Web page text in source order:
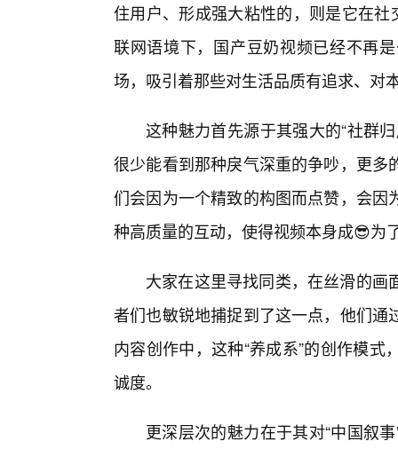
住用户、形成强大粘性的，则是它在
联网语境下，国产豆奶视频已经不再
场，吸引着那些对生活品质有追求、对
这种魅力首先源于其强大的“社群
很少能看到那种戾气深重的争吵，更
们会因为一个精致的构图而点赞，会
种高质量的互动，使得视频本身成😎为
大家在这里寻找同类，在丝滑的
者们也敏锐地捕捉到了这一点，他们
内容创作中，这种“养成系”的创作模
诚度。
更深层次的魅力在于其对“中国叙